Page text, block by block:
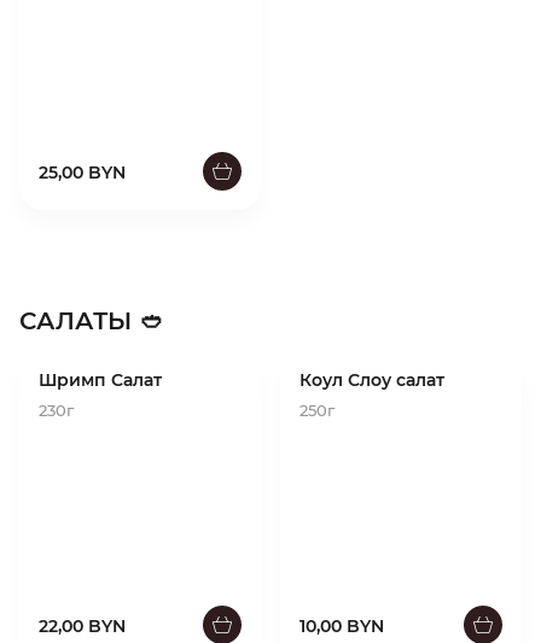
25,00 BYN
САЛАТЫ 🥙
Шримп Салат
230г
22,00 BYN
Коул Слоу салат
250г
10,00 BYN